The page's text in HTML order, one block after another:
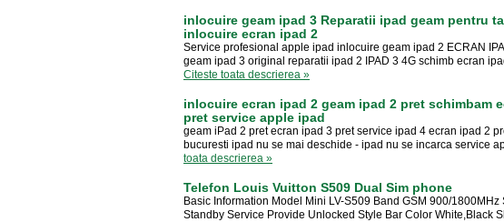
inlocuire geam ipad 3 Reparatii ipad geam pentru
inlocuire ecran ipad 2
Service profesional apple ipad inlocuire geam ipad 2 ECRAN
geam ipad 3 original reparatii ipad 2 IPAD 3 4G schimb ecran
Citeste toata descrierea »
inlocuire ecran ipad 2 geam ipad 2 pret schimbam
pret service apple ipad
geam iPad 2 pret ecran ipad 3 pret service ipad 4 ecran ipad 2
bucuresti ipad nu se mai deschide - ipad nu se incarca service
toata descrierea »
Telefon Louis Vuitton S509 Dual Sim phone
Basic Information Model Mini LV-S509 Band GSM 900/
Standby Service Provide Unlocked Style Bar Color White,Black